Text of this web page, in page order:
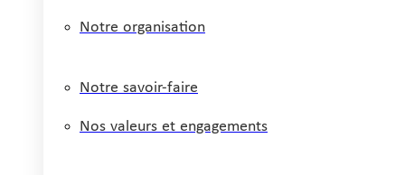
Notre organisation
Notre savoir-faire
Nos valeurs et engagements